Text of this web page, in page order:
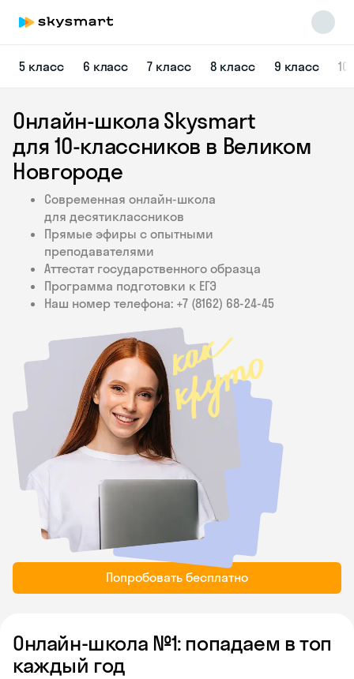
5 класс 6 класс 7 класс 8 класс 9 класс
Онлайн-школа Skysmart
для 10‑классников в Великом
Новгороде
Современная онлайн-школа
для десятиклассников
Прямые эфиры с опытными
преподавателями
Аттестат государственного образца
Программа подготовки к ЕГЭ
Наш номер телефона: +7 (8162) 68‑24‑45
Попробовать бесплатно
Онлайн-школа №1: попадаем в топ
каждый год
Skysmart Chat
online